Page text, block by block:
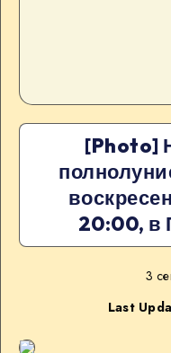
[Photo]
20:00, в
3
Last